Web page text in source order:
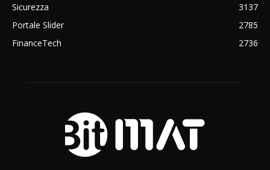
Sicurezza
3137
Portale Slider
2785
FinanceTech
2736